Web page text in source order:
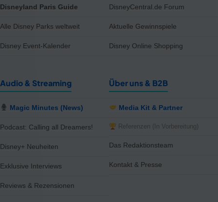
Disneyland Paris Guide
Alle Disney Parks weltweit
Disney Event-Kalender
DisneyCentral.de Forum
Aktuelle Gewinnspiele
Disney Online Shopping
Audio & Streaming
Magic Minutes (News)
Podcast: Calling all Dreamers!
Disney+ Neuheiten
Exklusive Interviews
Reviews & Rezensionen
Über uns & B2B
Media Kit & Partner
Referenzen (In Vorbereitung)
Das Redaktionsteam
Kontakt & Presse